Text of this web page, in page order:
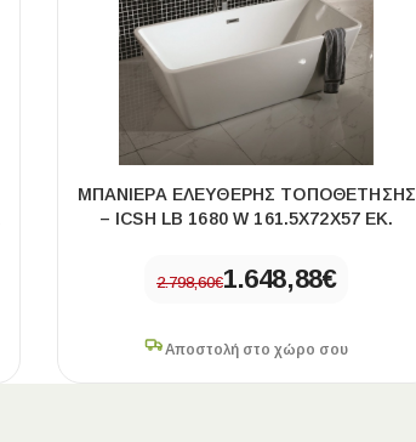
ΜΠΑΝΙΈΡΑ ΕΛΕΎΘΕΡΗΣ ΤΟΠΟΘΈΤΗΣΗΣ
– ICSH LB 1680 W 161.5X72X57 ΕΚ.
2.798,60€1.648,88€
Αποστολή στο χώρο σου